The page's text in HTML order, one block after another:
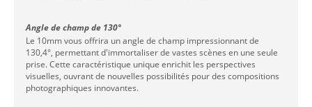
Angle de champ de 130°
Le 10mm vous offrira un angle de champ impressionnant de
130,4°, permettant d'immortaliser de vastes scènes en une seule
prise. Cette caractéristique unique enrichit les perspectives
visuelles, ouvrant de nouvelles possibilités pour des compositions
photographiques innovantes.